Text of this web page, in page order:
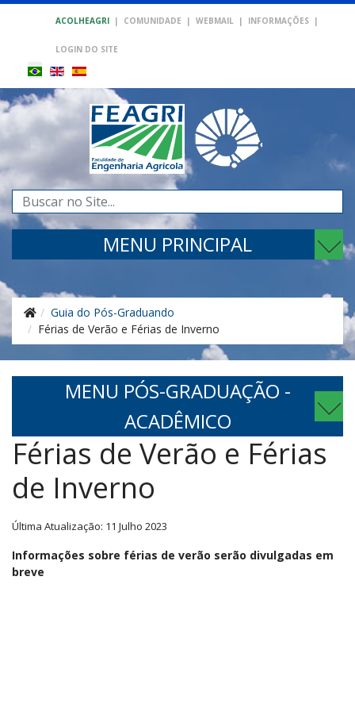
ACOLHEAGRI | COMUNIDADE | WEBMAIL | INFORMAÇÕES |
LOGIN DO SITE
Pesquisar...
MENU PRINCIPAL
Guia do Pós-Graduando
Férias de Verão e Férias de Inverno
MENU PÓS-GRADUAÇÃO -
ACADÊMICO
Férias de Verão e Férias
de Inverno
Última Atualização: 11 Julho 2023
Informações sobre férias de verão serão divulgadas em
breve